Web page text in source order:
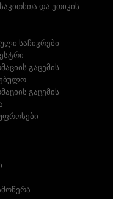
და ეთიკის
საჩივრები
გაცემის
გაცემის